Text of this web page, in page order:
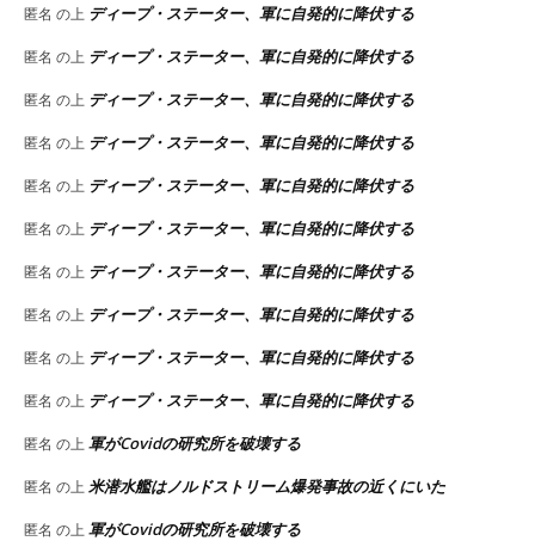
匿名 の上 ディープ・ステーター、軍に自発的に降伏する
匿名 の上 ディープ・ステーター、軍に自発的に降伏する
匿名 の上 ディープ・ステーター、軍に自発的に降伏する
匿名 の上 ディープ・ステーター、軍に自発的に降伏する
匿名 の上 ディープ・ステーター、軍に自発的に降伏する
匿名 の上 ディープ・ステーター、軍に自発的に降伏する
匿名 の上 ディープ・ステーター、軍に自発的に降伏する
匿名 の上 ディープ・ステーター、軍に自発的に降伏する
匿名 の上 ディープ・ステーター、軍に自発的に降伏する
匿名 の上 ディープ・ステーター、軍に自発的に降伏する
匿名 の上 軍がCovidの研究所を破壊する
匿名 の上 米潜水艦はノルドストリーム爆発事故の近くにいた
匿名 の上 軍がCovidの研究所を破壊する